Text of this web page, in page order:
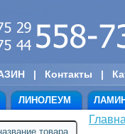
| Контакты |
ЛИНОЛЕУМ